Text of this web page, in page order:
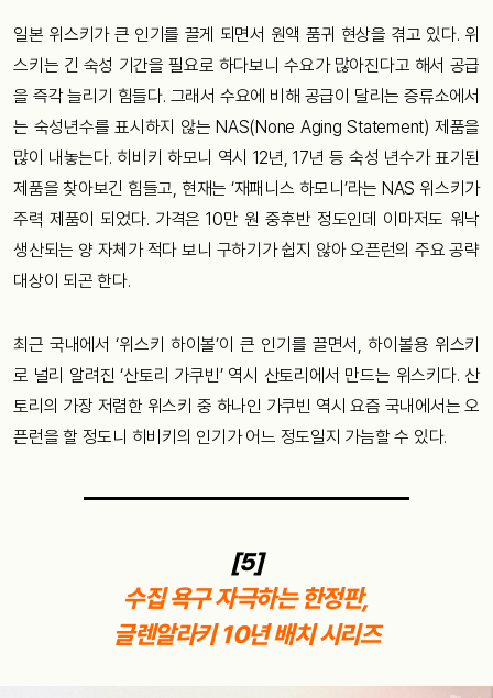
일본 위스키가 큰 인기를 끌게 되면서 원액 품귀 현상을 겪고 있다. 위
스키는 긴 숙성 기간을 필요로 하다보니 수요가 많아진다고 해서 공급
을 즉각 늘리기 힘들다. 그래서 수요에 비해 공급이 달리는 증류소에서
는 숙성년수를 표시하지 않는 NAS(None Aging Statement) 제품을
많이 내놓는다. 히비키 하모니 역시 12년, 17년 등 숙성 년수가 표기된
제품을 찾아보긴 힘들고, 현재는 ‘재패니스 하모니’라는 NAS 위스키가
주력 제품이 되었다. 가격은 10만 원 중후반 정도인데 이마저도 워낙
생산되는 양 자체가 적다 보니 구하기가 쉽지 않아 오픈런의 주요 공략
대상이 되곤 한다.
최근 국내에서 ‘위스키 하이볼’이 큰 인기를 끌면서, 하이볼용 위스키
로 널리 알려진 ‘산토리 가쿠빈’ 역시 산토리에서 만드는 위스키다. 산
토리의 가장 저렴한 위스키 중 하나인 가쿠빈 역시 요즘 국내에서는 오
픈런을 할 정도니 히비키의 인기가 어느 정도일지 가늠할 수 있다.
[5]
수집 욕구 자극하는 한정판,
글렌알라키 10년 배치 시리즈